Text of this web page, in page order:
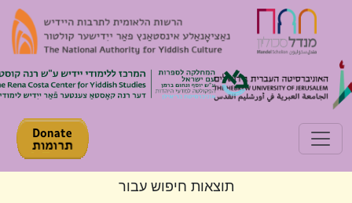
Toggle navigation
תוצאות חיפוש עבור